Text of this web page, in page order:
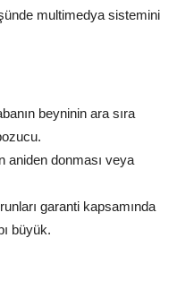
multimedya sistemini
beyninin ara sıra
aniden donması veya
garanti kapsamında
büyük.